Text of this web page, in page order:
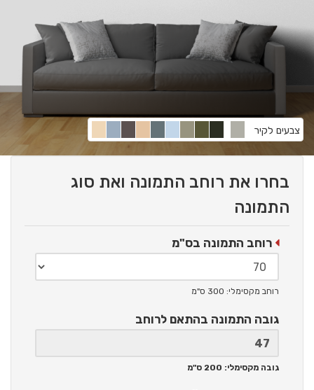
צבעים לקיר
בחרו את רוחב התמונה ואת סוג
התמונה
רוחב התמונה בס"מ
רוחב מקסימלי: 300 ס"מ
גובה התמונה בהתאם לרוחב
גובה מקסימלי: 200 ס"מ